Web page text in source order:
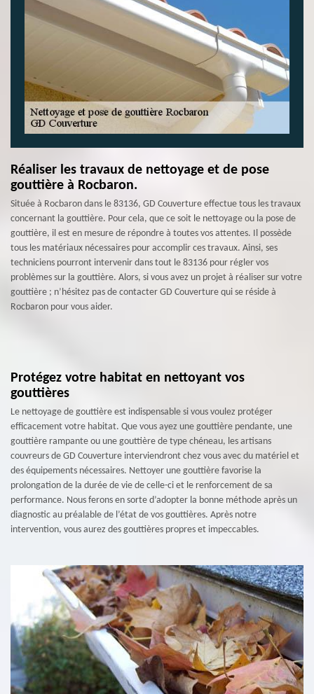
Réaliser les travaux de nettoyage et de pose
gouttière à Rocbaron.
Située à Rocbaron dans le 83136, GD Couverture effectue tous les travaux
concernant la gouttière. Pour cela, que ce soit le nettoyage ou la pose de
gouttière, il est en mesure de répondre à toutes vos attentes. Il possède
tous les matériaux nécessaires pour accomplir ces travaux. Ainsi, ses
techniciens pourront intervenir dans tout le 83136 pour régler vos
problèmes sur la gouttière. Alors, si vous avez un projet à réaliser sur votre
gouttière ; n’hésitez pas de contacter GD Couverture qui se réside à
Rocbaron pour vous aider.
Protégez votre habitat en nettoyant vos
gouttières
Le nettoyage de gouttière est indispensable si vous voulez protéger
efficacement votre habitat. Que vous ayez une gouttière pendante, une
gouttière rampante ou une gouttière de type chéneau, les artisans
couvreurs de GD Couverture interviendront chez vous avec du matériel et
des équipements nécessaires. Nettoyer une gouttière favorise la
prolongation de la durée de vie de celle-ci et le renforcement de sa
performance. Nous ferons en sorte d’adopter la bonne méthode après un
diagnostic au préalable de l’état de vos gouttières. Après notre
intervention, vous aurez des gouttières propres et impeccables.